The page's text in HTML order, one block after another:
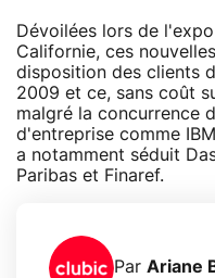
Dévoilées lors de
Californie, ces
disposition des clients
2009 et ce, sans coût
malgré la concurrence
d'entreprise comme
a notamment séduit
Paribas et Finaref.
Par Ariane